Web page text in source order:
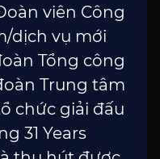
viên Công
dịch vụ mới
Tổng công
Trung tâm
chức giải đấu
31 Years